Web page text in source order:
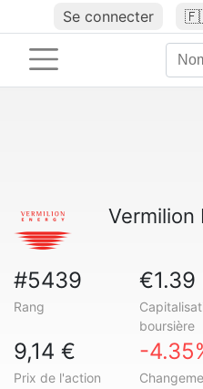
Se connecter
Vermilion
#5439
Rang
€1.39
boursière
9,14 €
Prix de l'action
-